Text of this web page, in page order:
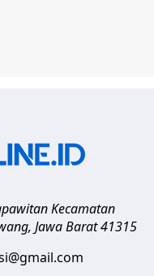
Kecamatan
, Jawa Barat 41315